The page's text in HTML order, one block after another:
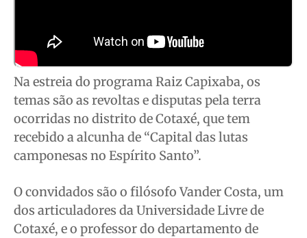
Wanda Sily
Publicidade Legal
Anuncie
Quem Somos
Anuncie
Wanda Sily
Publicidade Legal
Anuncie
Quem Somos
Anuncie
Wanda Sily
Publicidade Legal
Anuncie
Quem Somos
Anuncie
Wanda Sily
Publicidade Legal
Anuncie
Quem Somos
Anuncie
Na estreia do programa Raiz Capixaba, os
temas são as revoltas e disputas pela terra
ocorridas no distrito de Cotaxé, que tem
recebido a alcunha de “Capital das lutas
camponesas no Espírito Santo”.
O convidados são o filósofo Vander Costa, um
dos articuladores da Universidade Livre de
Cotaxé, e o professor do departamento de